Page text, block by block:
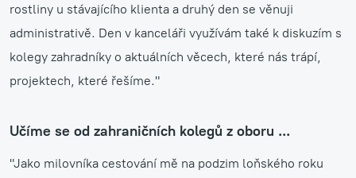
rostliny u stávajícího klienta a druhý den se věnuji
administrativě. Den v kanceláři využívám také k diskuzím s
kolegy zahradníky o aktuálních věcech, které nás trápí,
projektech, které řešíme."
Učíme se od zahraničních kolegů z oboru ...
"Jako milovníka cestování mě na podzim loňského roku